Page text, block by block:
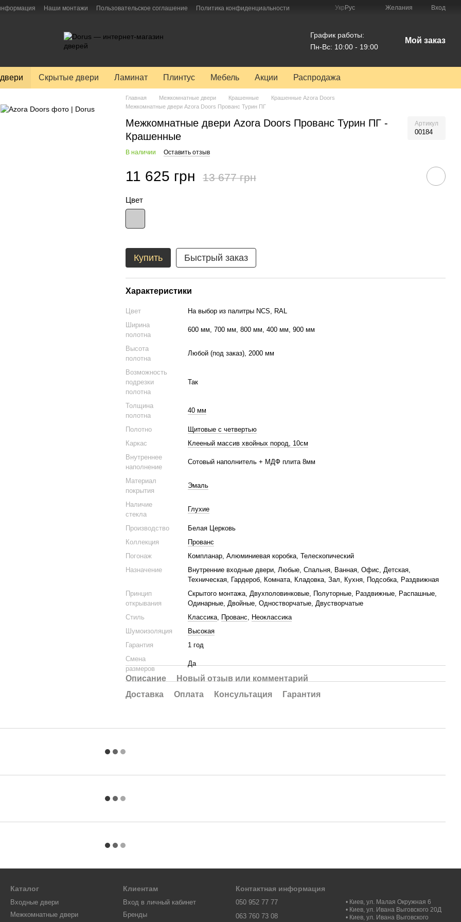
Наши монтажи Пользовательское соглашение Политика конфиденциальности Укр Рус Желания Вход
График работы:
Пн-Вс: 10:00 - 19:00
Мой заказ
Скрытые двери Ламинат Плинтус Мебель Акции Распродажа
Главная Межкомнатные двери Крашенные
Крашенные Azora Doors
Межкомнатные двери Azora Doors Прованс Турин ПГ
Межкомнатные двери Azora Doors Прованс Турин ПГ -
Крашенные
Артикул
00184
В наличии Оставить отзыв
11 625 грн 13 677 грн
Цвет
Купить Быстрый заказ
Характеристики
Цвет
На выбор из палитры NCS, RAL
Ширина
полотна
600 мм, 700 мм, 800 мм, 400 мм, 900 мм
Высота
полотна
Любой (под заказ), 2000 мм
Возможность
подрезки
полотна
Так
Толщина
полотна
40 мм
Полотно
Щитовые с четвертью
Каркас
Клееный массив хвойных пород, 10см
Внутреннее
наполнение
Сотовый наполнитель + МДФ плита 8мм
Материал
покрытия
Эмаль
Наличие
стекла
Глухие
Производство
Белая Церковь
Коллекция
Прованс
Погонаж
Компланар, Алюминиевая коробка, Телескопический
Назначение
Внутренние входные двери, Любые, Спальня, Ванная, Офис, Детская,
Техническая, Гардероб, Комната, Кладовка, Зал, Кухня, Подсобка, Раздвижная
Принцип
открывания
Скрытого монтажа, Двухполовинковые, Полуторные, Раздвижные, Распашные,
Одинарные, Двойные, Одностворчатые, Двустворчатые
Стиль
Классика, Прованс, Неоклассика
Шумоизоляция
Высокая
Гарантия
1 год
Смена
размеров
Да
Описание
Новый отзыв или комментарий
Доставка
Оплата Консультация Гарантия
Каталог
Входные двери
Межкомнатные двери
Клиентам
Вход в личный кабинет
Бренды
Контактная информация
050 952 77 77
063 760 73 08
• Киев, ул. Малая Окружная 6
• Киев, ул. Ивана Выговского 20Д
• Киев, ул. Ивана Выговского